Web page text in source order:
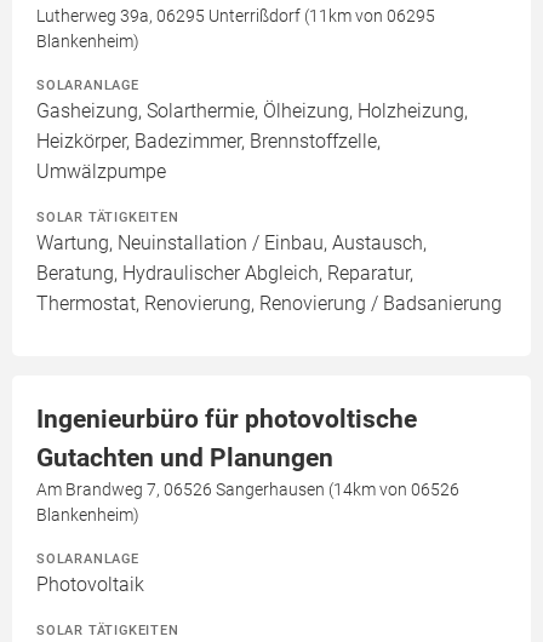
Lutherweg 39a, 06295 Unterrißdorf (11km von 06295
Blankenheim)
SOLARANLAGE
Gasheizung, Solarthermie, Ölheizung, Holzheizung,
Heizkörper, Badezimmer, Brennstoffzelle,
Umwälzpumpe
SOLAR TÄTIGKEITEN
Wartung, Neuinstallation / Einbau, Austausch,
Beratung, Hydraulischer Abgleich, Reparatur,
Thermostat, Renovierung, Renovierung / Badsanierung
Ingenieurbüro für photovoltische
Gutachten und Planungen
Am Brandweg 7, 06526 Sangerhausen (14km von 06526
Blankenheim)
SOLARANLAGE
Photovoltaik
SOLAR TÄTIGKEITEN